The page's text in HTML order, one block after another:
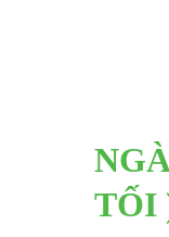
TỐI